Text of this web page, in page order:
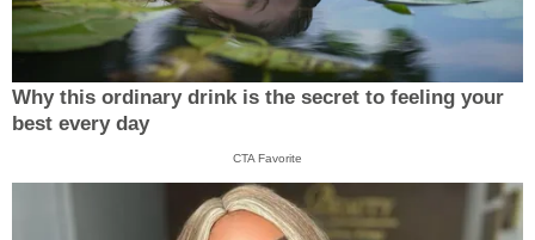
Why this ordinary drink is the secret to feeling your
best every day
CTA Favorite